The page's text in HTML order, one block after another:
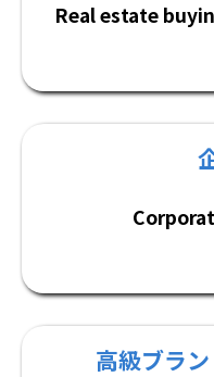
Real estate
高級ブラ